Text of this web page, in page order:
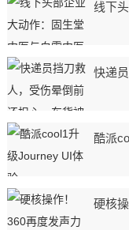
线下
快递
酷派
硬核